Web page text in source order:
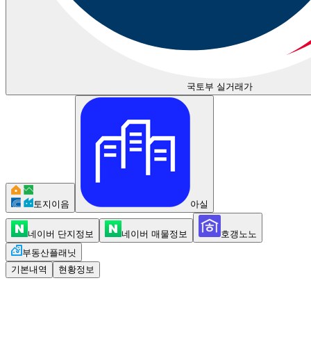
국토부 실거래가
토지이음 아실
네이버 단지정보 네이버 매물정보
호갱노노
부동산플래닛
기본내역
현황정보